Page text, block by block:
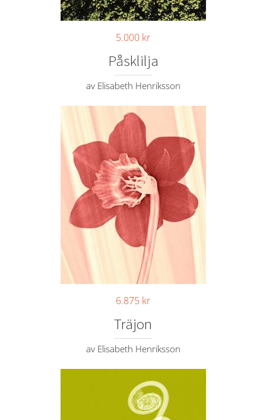
5.000 kr
Påsklilja
av Elisabeth Henriksson
6.875 kr
Träjon
av Elisabeth Henriksson